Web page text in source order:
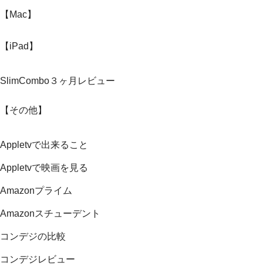
【Mac】
【iPad】
SlimCombo３ヶ月レビュー
【その他】
Appletvで出来ること
Appletvで映画を見る
Amazonプライム
Amazonスチューデント
コンデジの比較
コンデジレビュー